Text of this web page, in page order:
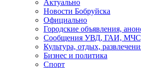
Актуально
Новости Бобруйска
Официально
Городские объявления,
Сообщения УВД, ГАИ,
Культура, отдых,
Бизнес и политика
Спорт